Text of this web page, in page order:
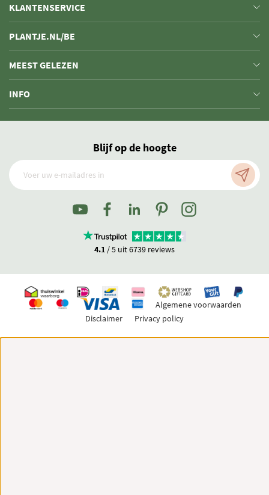
KLANTENSERVICE
PLANTJE.NL/BE
MEEST GELEZEN
INFO
Blijf op de hoogte
4.1 / 5 uit 6739 reviews
Algemene voorwaarden
Disclaimer
Privacy policy